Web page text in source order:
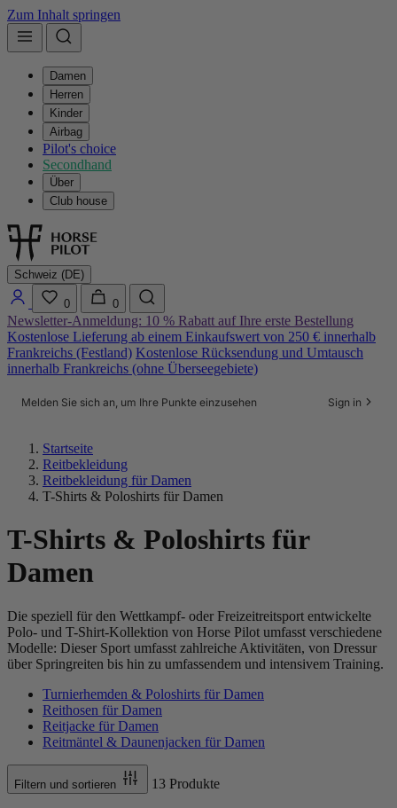
Zum Inhalt springen
Damen
Herren
Kinder
Airbag
Pilot's choice
Secondhand
Über
Club house
Schweiz (DE)
0 0
Newsletter-Anmeldung: 10 % Rabatt auf Ihre erste Bestellung
Kostenlose Lieferung ab einem Einkaufswert von 250 € innerhalb
Frankreichs (Festland) Kostenlose Rücksendung und Umtausch
innerhalb Frankreichs (ohne Überseegebiete)
Melden Sie sich an, um Ihre Punkte einzusehen Sign in
Startseite
Reitbekleidung
Reitbekleidung für Damen
T-Shirts & Poloshirts für Damen
T-Shirts & Poloshirts für
Damen
Die speziell für den Wettkampf- oder Freizeitreitsport entwickelte
Polo- und T-Shirt-Kollektion von Horse Pilot umfasst verschiedene
Modelle: Dieser Sport umfasst zahlreiche Aktivitäten, von Dressur
über Springreiten bis hin zu umfassendem und intensivem Training.
Turnierhemden & Poloshirts für Damen
Reithosen für Damen
Reitjacke für Damen
Reitmäntel & Daunenjacken für Damen
Filtern und sortieren 13 Produkte